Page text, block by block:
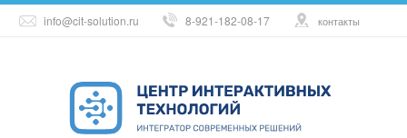
info@cit-solution.ru 8-921-182-08-17 контакты